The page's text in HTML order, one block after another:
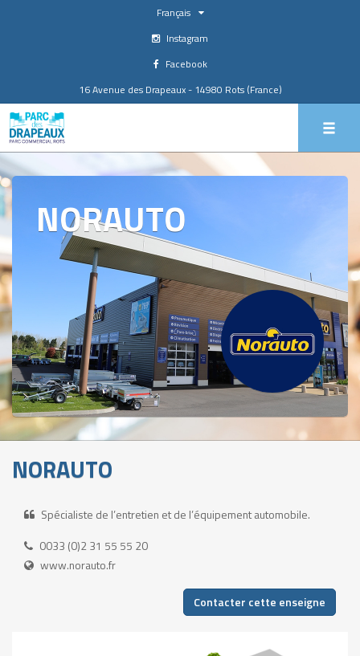
Français
Instagram
Facebook
16 Avenue des Drapeaux - 14980 Rots (France)
NORAUTO
NORAUTO
Spécialiste de l’entretien et de l’équipement automobile.
0033 (0)2 31 55 55 20
www.norauto.fr
Contacter cette enseigne